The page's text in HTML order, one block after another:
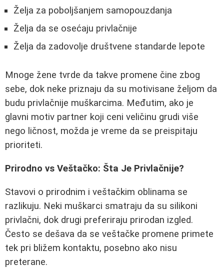
Želja za poboljšanjem samopouzdanja
Želja da se osećaju privlačnije
Želja da zadovolje društvene standarde lepote
Mnoge žene tvrde da takve promene čine zbog
sebe, dok neke priznaju da su motivisane željom da
budu privlačnije muškarcima. Međutim, ako je
glavni motiv partner koji ceni veličinu grudi više
nego ličnost, možda je vreme da se preispitaju
prioriteti.
Prirodno vs Veštačko: Šta Je Privlačnije?
Stavovi o prirodnim i veštačkim oblinama se
razlikuju. Neki muškarci smatraju da su silikoni
privlačni, dok drugi preferiraju prirodan izgled.
Često se dešava da se veštačke promene primete
tek pri bližem kontaktu, posebno ako nisu
preterane.